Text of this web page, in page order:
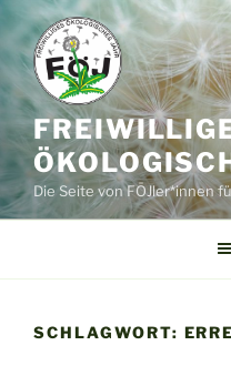
Inhalt
springen
Die Seite von FÖJler*innen
SCHLAGWORT: